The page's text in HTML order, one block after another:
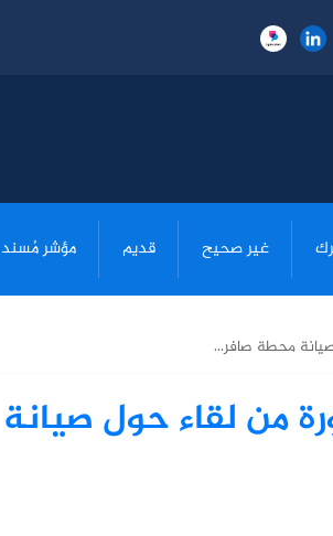
غير صحيح قديم مؤشر مُسند
محطة صافر...
من لقاء حول صيانة